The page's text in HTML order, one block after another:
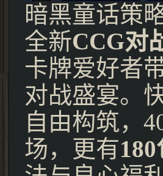
暗黑童话策
全新CCG对
卡牌爱好者
对战盛宴。
自由构筑，
场，更有